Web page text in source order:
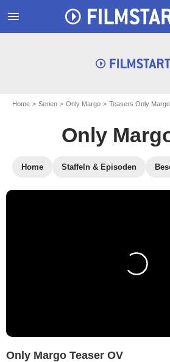
menu
Home Serien Only Margo Teasers Only Margo
Only
Home Staffeln & Episoden
Only Margo Teaser OV